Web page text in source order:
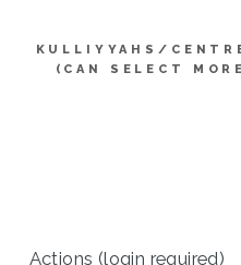
KULLIYYAHS/
(CAN SELECT
Actions (login required)